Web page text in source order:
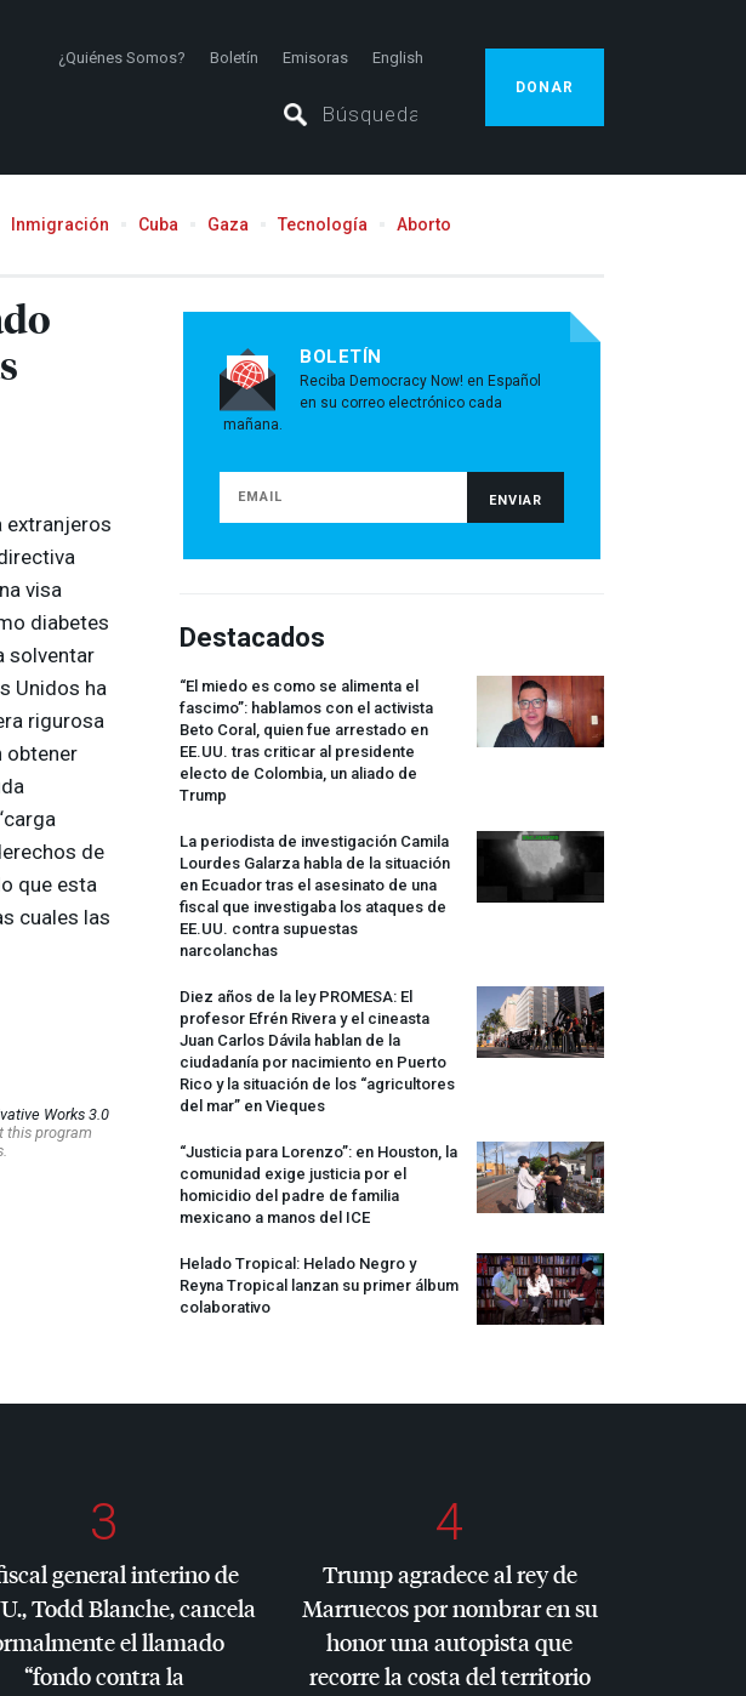
¿Quiénes Somos? Boletín Emisoras English
DONAR
Inmigración Cuba Gaza Tecnología Aborto
extranjeros
visa
diabetes
solventar
Unidos ha
rigurosa
obtener
de
que esta
cuales las
Works 3.0
this program
BOLETÍN
Reciba Democracy Now! en Español
en su correo electrónico cada
mañana.
Destacados
“El miedo es como se alimenta el
fascimo”: hablamos con el activista
Beto Coral, quien fue arrestado en
EE.UU. tras criticar al presidente
electo de Colombia, un aliado de
Trump
La periodista de investigación Camila
Lourdes Galarza habla de la situación
en Ecuador tras el asesinato de una
fiscal que investigaba los ataques de
EE.UU. contra supuestas
narcolanchas
Diez años de la ley PROMESA: El
profesor Efrén Rivera y el cineasta
Juan Carlos Dávila hablan de la
ciudadanía por nacimiento en Puerto
Rico y la situación de los “agricultores
del mar” en Vieques
“Justicia para Lorenzo”: en Houston, la
comunidad exige justicia por el
homicidio del padre de familia
mexicano a manos del ICE
Helado Tropical: Helado Negro y
Reyna Tropical lanzan su primer álbum
colaborativo
3
general interino de
Todd Blanche, cancela
el llamado
“fondo contra la
4
Trump agradece al rey de
Marruecos por nombrar en su
honor una autopista que
recorre la costa del territorio